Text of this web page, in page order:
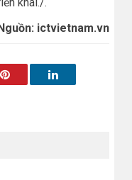
khai./.
ictvietnam.vn
Pinterest LinkedIn